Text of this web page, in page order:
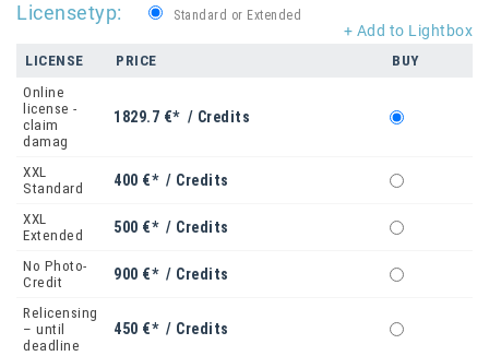
+ Add to Lightbox
Licensetyp: Standard or Extended
LICENSE PRICE
BUY
Online
license -
claim
damag
1829.7 €* / Credits
XXL
Standard
400 €* / Credits
XXL
Extended
500 €* / Credits
No Photo-
Credit
900 €* / Credits
Relicensing
– until
deadline
450 €* / Credits